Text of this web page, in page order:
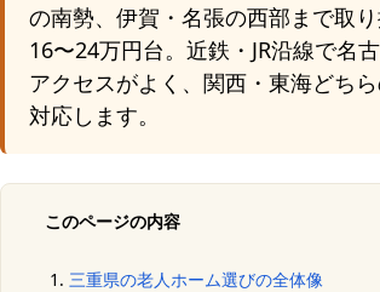
の南勢、伊賀・名張の西部まで取
16〜24万円台。近鉄・JR沿線で名
アクセスがよく、関西・東海どち
対応します。
このページの内容
三重県の老人ホーム選びの全体像